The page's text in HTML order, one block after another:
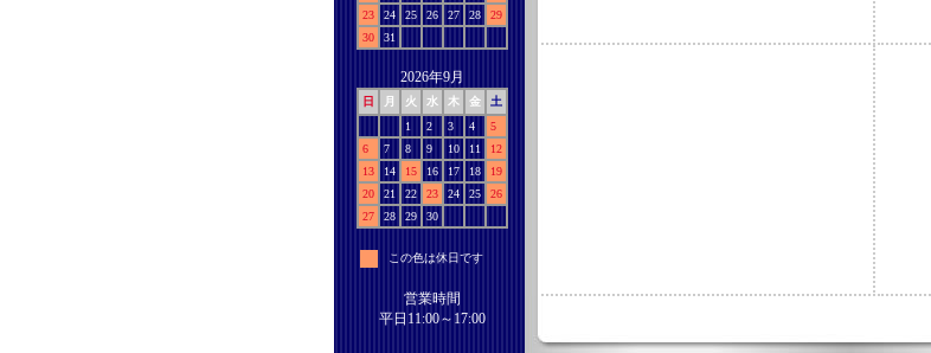
23
24 25 26 27 28
29
30
31
2026年9月
日 月 火 水 木 金
土
1
2 3 4
5
6
7 8 9 10 11
12
13
14 15 16 17 18
19
20
21 22 23 24 25
26
27
28 29 30
この色は休日です
営業時間
平日11:00～17:00